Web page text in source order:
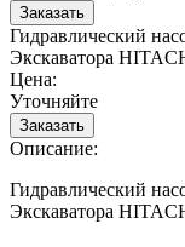
Гидравлический
Экскаватора
Цена:
Уточняйте
Описание:
Гидравлический
Экскаватора